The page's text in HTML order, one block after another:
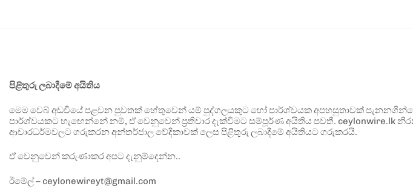
පිළිතුරු ලබාදීමේ අයිතිය
මෙම වෙබ් අඩවියේ පළවන පුවතක් හේතුවෙන් යම් පුද්ගලයකුට හෝ පාර්ශ්වයක අපහසුතාවක්
පාර්ශ්වයකට හැඟෙන්නේ නම්, ඒ වෙනුවෙන් ප්‍රතිචාර දැක්වීමට සම්පූර්ණ අයිතිය පවතී. ceylonwire.lk
ආචාරධර්මවලට ගරුකරන අන්තර්ජාල වේදිකාවක් ලෙස පිළිතුරු ලබාදීමේ අයිතියට ගරුකරයි.
ඒ වෙනුවෙන් කරුණාකර අපට දැනුම්දෙන්න..
ඊමේල් – ceylonewireyt@gmail.com